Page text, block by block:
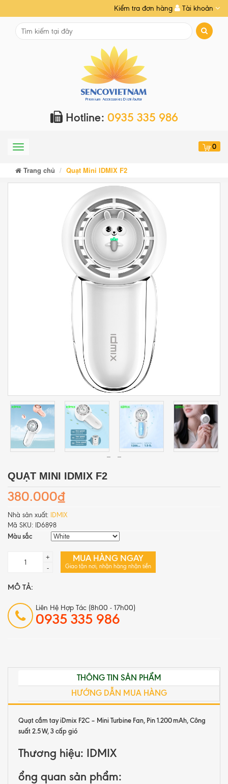
Kiểm tra đơn hàng Tài khoản
Hotline: 0935 335 986
Menu 0
Trang chủ Quạt Mini IDMIX F2
QUẠT MINI IDMIX F2
380.000₫
Nhà sản xuất: IDMIX
Mã SKU: ID6898
Màu sắc
+
-
MUA HÀNG NGAY
Giao tận nơi, nhận hàng nhận tiền
MÔ TẢ:
Liên Hệ Hợp Tác (8h00 - 17h00)
0935 335 986
THÔNG TIN SẢN PHẨM
HƯỚNG DẪN MUA HÀNG
Quạt cầm tay iDmix F2C – Mini Turbine Fan, Pin 1.200 mAh, Công
suất 2.5 W, 3 cấp gió
Thương hiệu: IDMIX
ổng quan sản phẩm: